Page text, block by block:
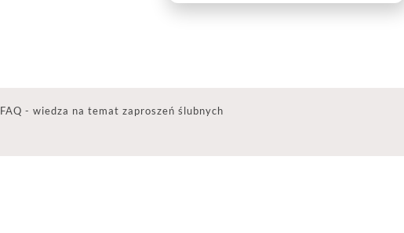
FAQ - wiedza na temat zaproszeń ślubnych